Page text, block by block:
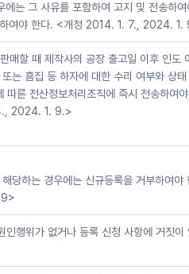
는 그 사유를 포함하여 고지 및 전송하
하여야 한다. <개정 2014. 1. 7., 2024. 1.
매할 때 제작사의 공장 출고일 이후 인도
는 흠집 등 하자에 대한 수리 여부와 상
른 전산정보처리조직에 즉시 전송하여
2024. 1. 9.>
당하는 경우에는 신규등록을 거부하여야
인행위가 없거나 등록 신청 사항에 거짓이